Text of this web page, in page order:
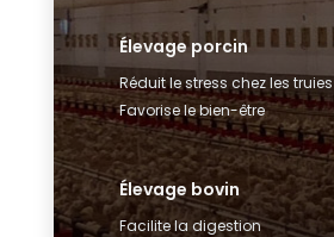
Élevage porcin
Réduit le stress chez les truies
Favorise le bien-être
Élevage bovin
Facilite la digestion